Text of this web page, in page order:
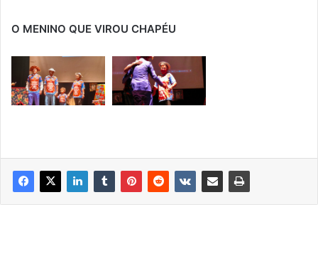
O MENINO QUE VIROU CHAPÉU